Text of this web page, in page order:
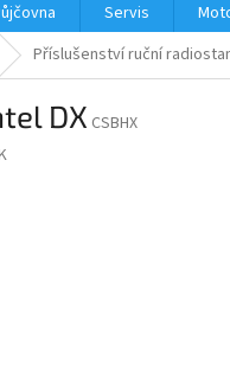
Servis
Příslušenství ruční
DX CSBHX